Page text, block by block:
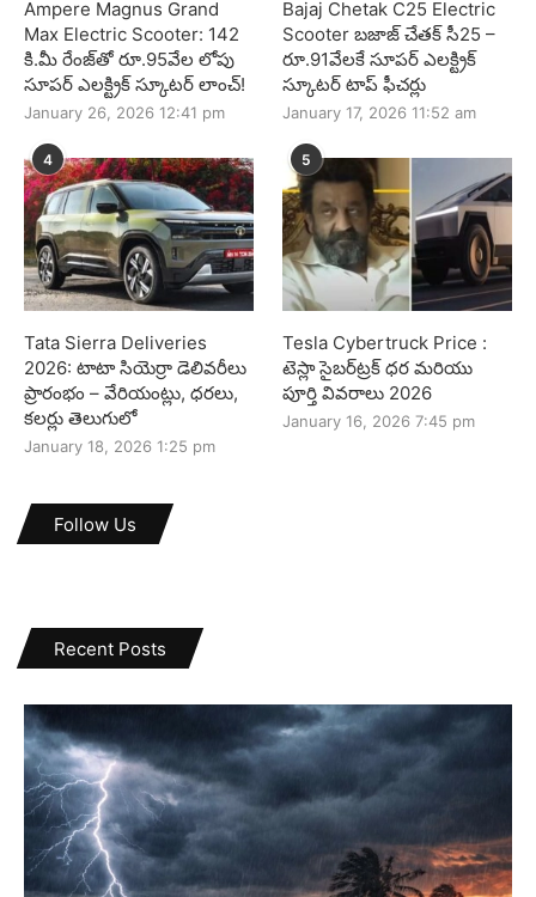
Ampere Magnus Grand
Max Electric Scooter: 142
కి.మీ రేంజ్‌తో రూ.95వేల లోపు
సూపర్ ఎలక్ట్రిక్ స్కూటర్ లాంచ్!
January 26, 2026 12:41 pm
Bajaj Chetak C25 Electric
Scooter బజాజ్ చేతక్ సీ25 –
రూ.91వేలకే సూపర్ ఎలక్ట్రిక్
స్కూటర్ టాప్ ఫీచర్లు
January 17, 2026 11:52 am
4
Tata Sierra Deliveries
2026: టాటా సియెర్రా డెలివరీలు
ప్రారంభం – వేరియంట్లు, ధరలు,
కలర్లు తెలుగులో
January 18, 2026 1:25 pm
5
Tesla Cybertruck Price :
టెస్లా సైబర్‌ట్రక్ ధర మరియు
పూర్తి వివరాలు 2026
January 16, 2026 7:45 pm
Follow Us
Recent Posts